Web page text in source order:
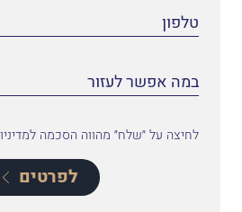
לחיצה על ״שלח״ מהווה הסכמה
לפרטים